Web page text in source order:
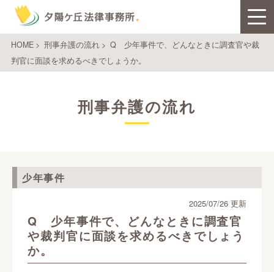
HOME> 刑事弁護の流れ> Q 少年事件で、どんなときに調査官や裁
判官に面談を求めるべきでしょうか。
刑事弁護の流れ
少年事件
Q 少年事件で、どんなときに調査官
や裁判官に面談を求めるべきでしょう
か。
2025/07/26 更新